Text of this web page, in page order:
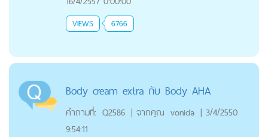
VIEWS 6766
Body cream extra กับ Body AHA
คำถามที่: Q2586 | จากคุณ vonida | 3/4/2550
9:54:11